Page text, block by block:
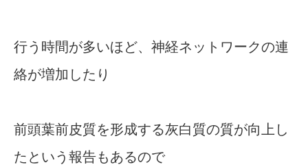
行う時間が多いほど、神経ネットワークの連
絡が増加したり
前頭葉前皮質を形成する灰白質の質が向上し
たという報告もあるので